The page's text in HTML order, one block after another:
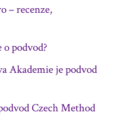
– recenze,
podvod?
Akademie je podvod
Czech Method